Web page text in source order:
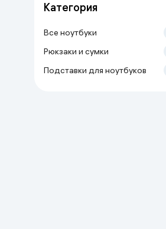
Строительство и ремонт
Категория
Все ноутбуки
Рюкзаки и сумки
Подставки для ноутбуков